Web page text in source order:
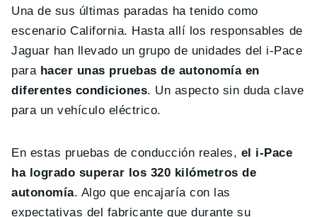
Una de sus últimas paradas ha tenido como
escenario California. Hasta allí los responsables de
Jaguar han llevado un grupo de unidades del i-Pace
para hacer unas pruebas de autonomía en
diferentes condiciones. Un aspecto sin duda clave
para un vehículo eléctrico.
En estas pruebas de conducción reales, el i-Pace
ha logrado superar los 320 kilómetros de
autonomía. Algo que encajaría con las
expectativas del fabricante que durante su